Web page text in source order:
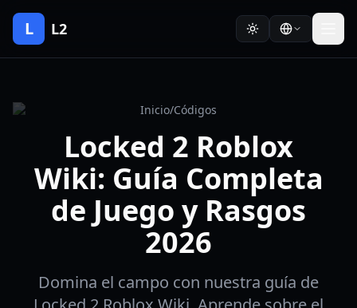
L L2
Inicio/Códigos
Locked 2 Roblox
Wiki: Guía Completa
de Juego y Rasgos
2026
Domina el campo con nuestra guía de